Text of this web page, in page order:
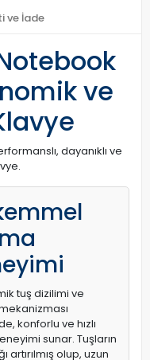
ve İade
ve
dayanıklı ve
tuş dizilimi ve
konforlu ve hızlı
sunar. Tuşların
artırılmış olup, uzun